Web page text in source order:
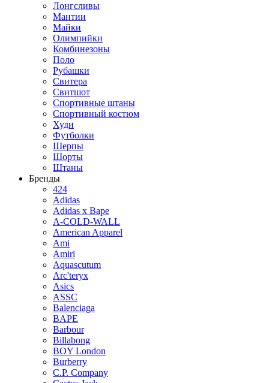
Лонгсливы
Мантии
Майки
Олимпийки
Комбинезоны
Поло
Рубашки
Свитера
Свитшот
Спортивные штаны
Спортивный костюм
Худи
Футболки
Шерпы
Шорты
Штаны
Бренды
424
Adidas
Adidas x Bape
A-COLD-WALL
American Apparel
Ami
Amiri
Aquascutum
Arc'teryx
Asics
ASSC
Balenciaga
BAPE
Barbour
Billabong
BOY London
Burberry
C.P. Company